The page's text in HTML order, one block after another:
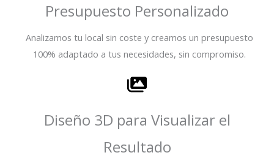
Presupuesto Personalizado
Analizamos tu local sin coste y creamos un presupuesto
100% adaptado a tus necesidades, sin compromiso.
Diseño 3D para Visualizar el
Resultado